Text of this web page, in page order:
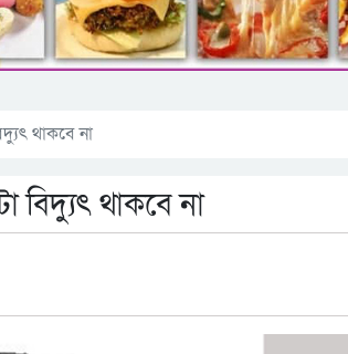
থাকবে না
বিদ্যুৎ থাকবে না